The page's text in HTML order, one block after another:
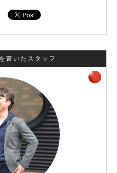
書いたスタッフ